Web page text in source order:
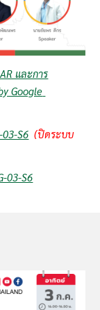
และการ
Google
S6 (ปิดระบบ
03-S6